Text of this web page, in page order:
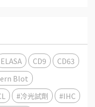
ELASA CD9
CD63
Blot
#冷光試劑
#IHC